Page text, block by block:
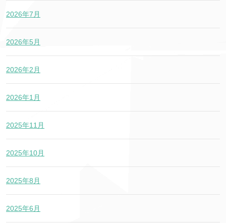
2026年7月
2026年5月
2026年2月
2026年1月
2025年11月
2025年10月
2025年8月
2025年6月